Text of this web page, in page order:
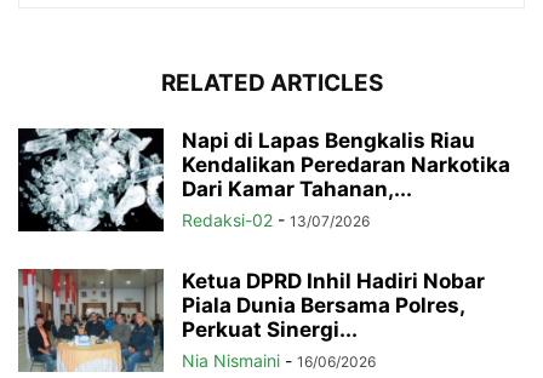
RELATED ARTICLES
Napi di Lapas Bengkalis Riau
Kendalikan Peredaran Narkotika
Dari Kamar Tahanan,...
Redaksi-02 - 13/07/2026
Ketua DPRD Inhil Hadiri Nobar
Piala Dunia Bersama Polres,
Perkuat Sinergi...
Nia Nismaini - 16/06/2026